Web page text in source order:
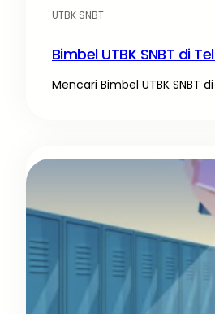
UTBK SNBT·
Bimbel UTBK SNBT di
Mencari Bimbel UTBK SNBT